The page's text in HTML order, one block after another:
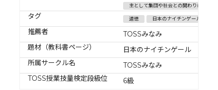
主として集団や社会との関わりに関す
タグ 道徳 日本のナイチンゲール
推薦者
TOSSみなみ
題材（教科書ページ）
日本のナイチンゲール
所属サークル名
TOSSみなみ
TOSS授業技量検定段級位
6級